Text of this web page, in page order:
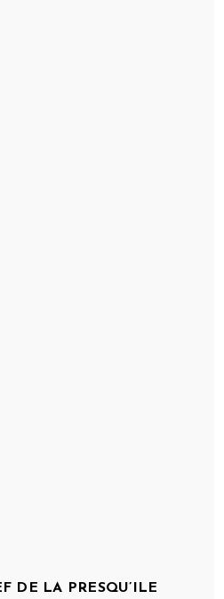
DE LA PRESQU’ILE